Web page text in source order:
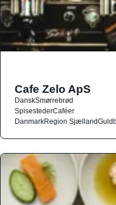
Cafe Zelo ApS
DanskSmørrebrød
SpisestederCaféer
DanmarkRegion Sjælland